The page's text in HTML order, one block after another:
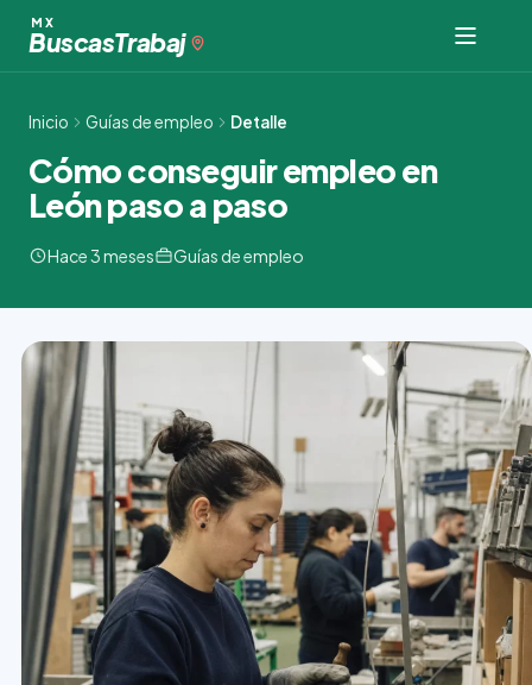
contenido
MX
BuscasTrabaj
Inicio Guías de empleo Detalle
Cómo conseguir empleo en
León paso a paso
Hace 3 meses Guías de empleo